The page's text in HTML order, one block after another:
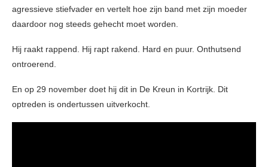
agressieve stiefvader en vertelt hoe zijn band met zijn moeder
daardoor nog steeds gehecht moet worden.
Hij raakt rappend. Hij rapt rakend. Hard en puur. Onthutsend
ontroerend.
En op 29 november doet hij dit in De Kreun in Kortrijk. Dit
optreden is ondertussen uitverkocht.